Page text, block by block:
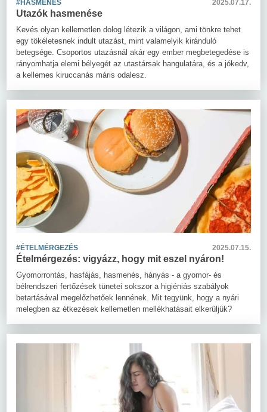
#HASMENÉS 2025.07.17.
Utazók hasmenése
Kevés olyan kellemetlen dolog létezik a világon, ami tönkre tehet
egy tökéletesnek indult utazást, mint valamelyik kiránduló
betegsége. Csoportos utazásnál akár egy ember megbetegedése is
rányomhatja elemi bélyegét az utastársak hangulatára, és a jókedv,
a kellemes kiruccanás máris odalesz.
#ÉTELMÉRGEZÉS 2025.07.15.
Ételmérgezés: vigyázz, hogy mit eszel nyáron!
Gyomorrontás, hasfájás, hasmenés, hányás - a gyomor- és
bélrendszeri fertőzések tünetei sokszor a higiéniás szabályok
betartásával megelőzhetőek lennének. Mit tegyünk, hogy a nyári
melegben az étkezések kellemetlen mellékhatásait elkerüljük?